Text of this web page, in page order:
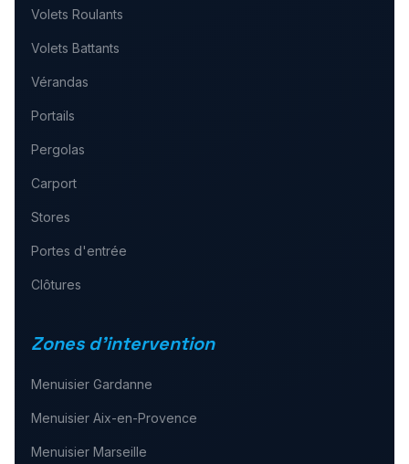
Volets Roulants
Volets Battants
Vérandas
Portails
Pergolas
Carport
Stores
Portes d'entrée
Clôtures
Zones d'intervention
Menuisier Gardanne
Menuisier Aix-en-Provence
Menuisier Marseille